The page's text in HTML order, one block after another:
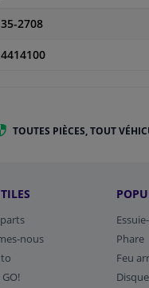
35-2708
4414100
TOUTES PIÈCES, TOUT
nous
Phare
Feu